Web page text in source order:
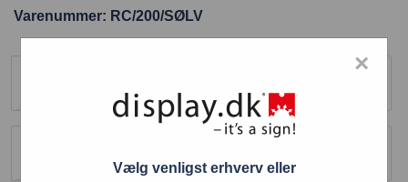
Varenummer: RC/200/SØLV
Vælg venligst erhverv eller
×